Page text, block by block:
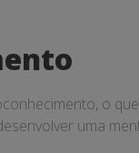
o
uma